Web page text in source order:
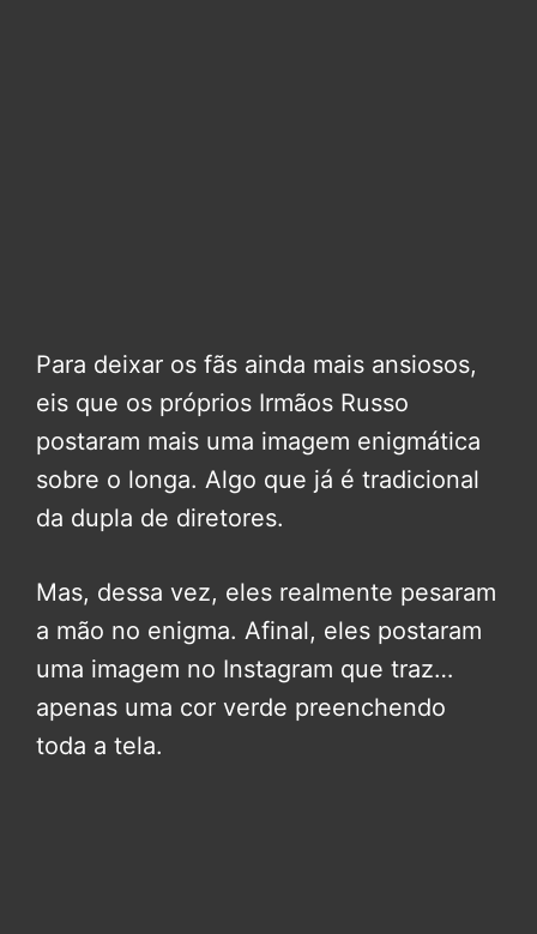
Para deixar os fãs ainda mais ansiosos,
eis que os próprios Irmãos Russo
postaram mais uma imagem enigmática
sobre o longa. Algo que já é tradicional
da dupla de diretores.
Mas, dessa vez, eles realmente pesaram
a mão no enigma. Afinal, eles postaram
uma imagem no Instagram que traz…
apenas uma cor verde preenchendo
toda a tela.